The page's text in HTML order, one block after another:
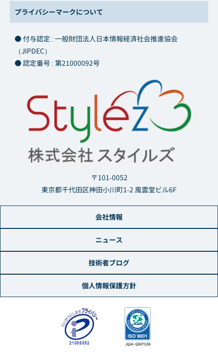
〒101-0052
東京都千代田区神田小川町1-2 風雲堂ビル6F
会社情報
ニュース
技術者ブログ
個人情報保護方針
プライバシーマークについて
● 付与認定 : 一般財団法人日本情報経済社会推進協会
（JIPDEC）
● 認定番号 : 第21000092号